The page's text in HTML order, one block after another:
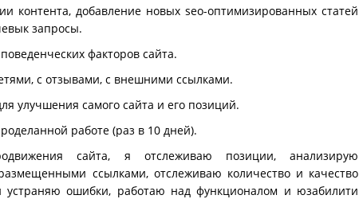
контента, добавление новых seo-оптимизированных статей
запросы.
факторов сайта.
с отзывами, с внешними ссылками.
улучшения самого сайта и его позиций.
работе (раз в 10 дней).
сайта, я отслеживаю позиции, анализирую
ссылками, отслеживаю количество и качество
устраняю ошибки, работаю над функционалом и юзабилити